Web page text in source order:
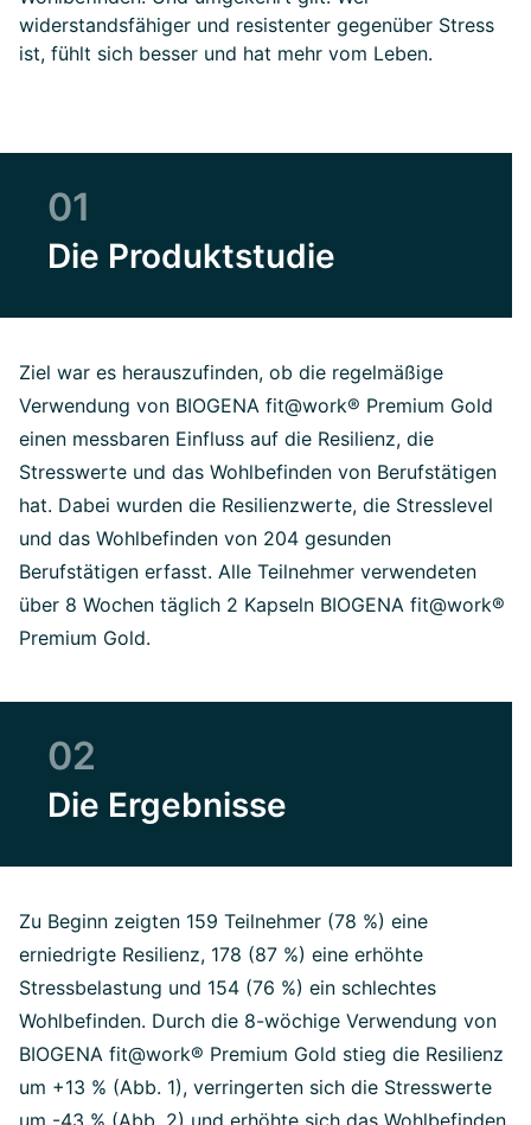
widerstandsfähiger und resistenter gegenüber Stress
ist, fühlt sich besser und hat mehr vom Leben.
01
Die Produktstudie
Ziel war es herauszufinden, ob die regelmäßige
Verwendung von BIOGENA fit@work® Premium Gold
einen messbaren Einfluss auf die Resilienz, die
Stresswerte und das Wohlbefinden von Berufstätigen
hat. Dabei wurden die Resilienzwerte, die Stresslevel
und das Wohlbefinden von 204 gesunden
Berufstätigen erfasst. Alle Teilnehmer verwendeten
über 8 Wochen täglich 2 Kapseln BIOGENA fit@work®
Premium Gold.
02
Die Ergebnisse
Zu Beginn zeigten 159 Teilnehmer (78 %) eine
erniedrigte Resilienz, 178 (87 %) eine erhöhte
Stressbelastung und 154 (76 %) ein schlechtes
Wohlbefinden. Durch die 8-wöchige Verwendung von
BIOGENA fit@work® Premium Gold stieg die Resilienz
um +13 % (Abb. 1), verringerten sich die Stresswerte
um -43 % (Abb. 2) und erhöhte sich das Wohlbefinden